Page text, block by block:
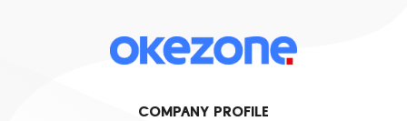
COMPANY PROFILE